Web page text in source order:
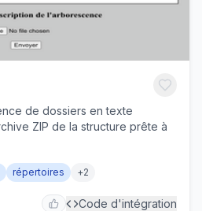
de dossiers en texte
ZIP de la structure prête à
répertoires +2
Code d'intégration